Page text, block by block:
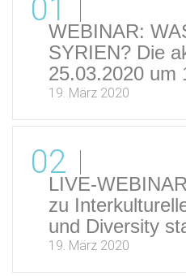
01
WEBINAR:
SYRIEN? Die
25.03.2020 um
19. März 2020
02
LIVE-
zu
und Diversity
19. März 2020